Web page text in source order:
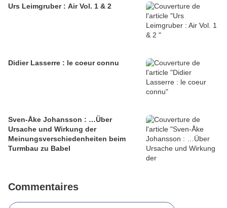
Urs Leimgruber : Air Vol. 1 & 2
Didier Lasserre : le coeur connu
Sven-Åke Johansson : …Über
Ursache und Wirkung der
Meinungsverschiedenheiten beim
Turmbau zu Babel
Commentaires